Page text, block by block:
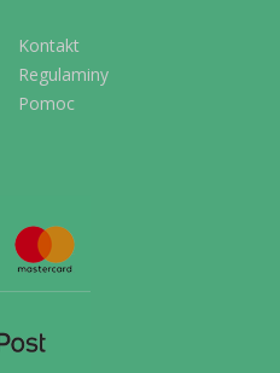
Kontakt
Regulaminy
Pomoc